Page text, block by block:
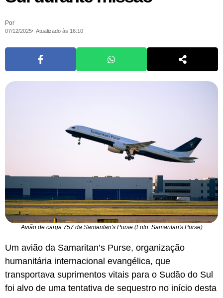
Por
07/12/2025 Atualizado às 16:10
Avião de carga 757 da Samaritan's Purse (Foto: Samaritan's Purse)
Um avião da Samaritan’s Purse, organização
humanitária internacional evangélica, que
transportava suprimentos vitais para o Sudão do Sul
foi alvo de uma tentativa de sequestro no início desta